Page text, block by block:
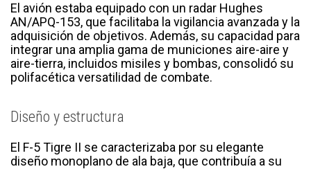
El avión estaba equipado con un radar Hughes
AN/APQ-153, que facilitaba la vigilancia avanzada y la
adquisición de objetivos. Además, su capacidad para
integrar una amplia gama de municiones aire-aire y
aire-tierra, incluidos misiles y bombas, consolidó su
polifacética versatilidad de combate.
Diseño y estructura
El F-5 Tigre II se caracterizaba por su elegante
diseño monoplano de ala baja, que contribuía a su